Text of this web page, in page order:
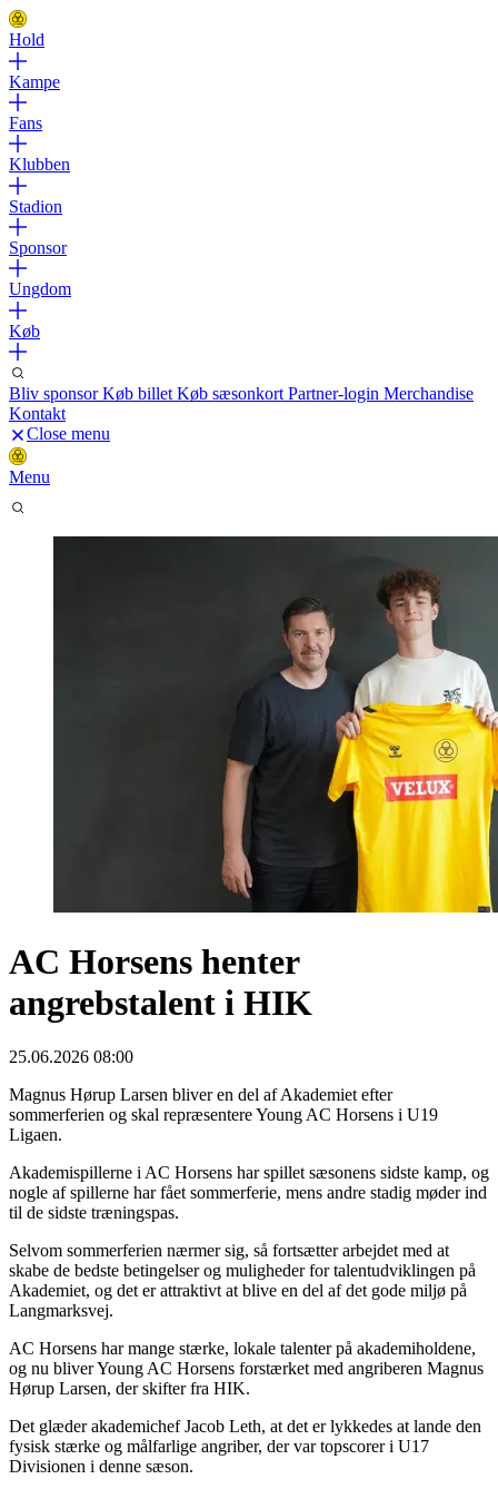
Hold
Kampe
Fans
Klubben
Stadion
Sponsor
Ungdom
Køb
Bliv sponsorKøb billet Køb sæsonkort Partner-login Merchandise
Kontakt
Close menu
Menu
AC Horsens henter
angrebstalent i HIK
25.06.2026 08:00
Magnus Hørup Larsen bliver en del af Akademiet efter
sommerferien og skal repræsentere Young AC Horsens i U19
Ligaen.
Akademispillerne i AC Horsens har spillet sæsonens sidste kamp, og
nogle af spillerne har fået sommerferie, mens andre stadig møder ind
til de sidste træningspas.
Selvom sommerferien nærmer sig, så fortsætter arbejdet med at
skabe de bedste betingelser og muligheder for talentudviklingen på
Akademiet, og det er attraktivt at blive en del af det gode miljø på
Langmarksvej.
AC Horsens har mange stærke, lokale talenter på akademiholdene,
og nu bliver Young AC Horsens forstærket med angriberen Magnus
Hørup Larsen, der skifter fra HIK.
Det glæder akademichef Jacob Leth, at det er lykkedes at lande den
fysisk stærke og målfarlige angriber, der var topscorer i U17
Divisionen i denne sæson.